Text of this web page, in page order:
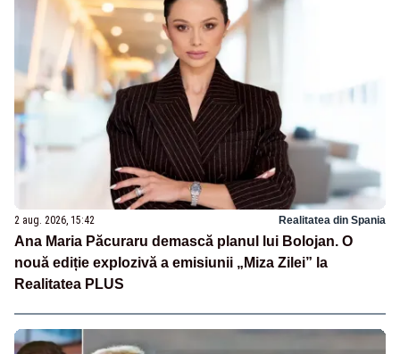
2 aug. 2026, 15:42 Realitatea din Spania
Ana Maria Păcuraru demască planul lui Bolojan. O
nouă ediție explozivă a emisiunii „Miza Zilei” la
Realitatea PLUS